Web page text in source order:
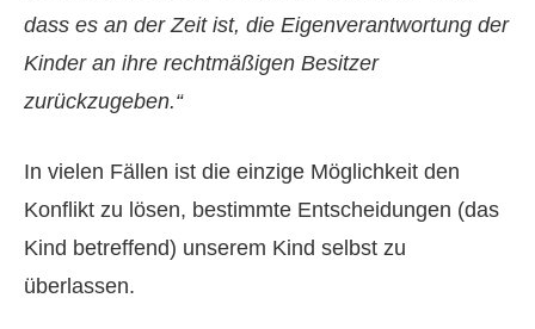
dass es an der Zeit ist, die Eigenverantwortung der
Kinder an ihre rechtmäßigen Besitzer
zurückzugeben.“
In vielen Fällen ist die einzige Möglichkeit den
Konflikt zu lösen, bestimmte Entscheidungen (das
Kind betreffend) unserem Kind selbst zu
überlassen.